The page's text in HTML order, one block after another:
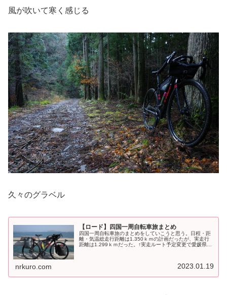
風が吹いて寒く感じる
久々のグラベル
【ロード】四国一周自転車旅まとめ
四国一周自転車旅のまとめをしていこうと思う。日程・距
離・気温総走行距離は1.350ｋｍの計画だったが、実走行
距離は1.299ｋｍだった。↑実走ルート予定変更で愛媛県柏
nrkuro.com 2023.01.19